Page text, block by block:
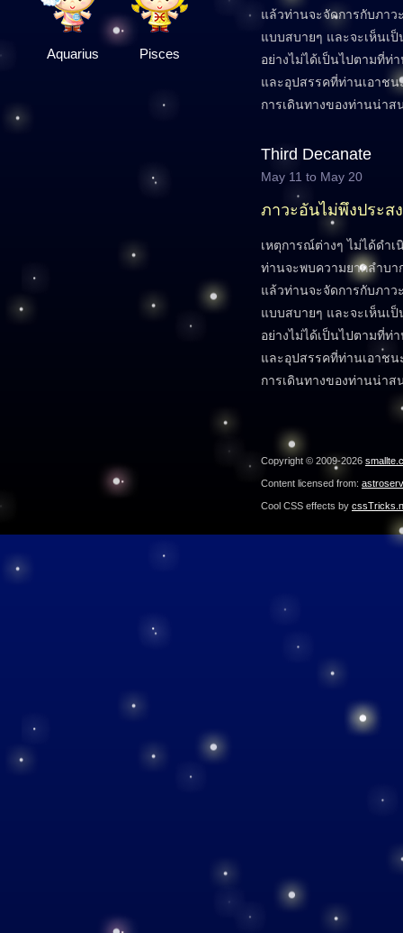
Aquarius Pisces
แล้วท่านจะจัดการกับภาว
แบบสบายๆ และจะเห็นเ
อย่างไม่ได้เป็นไปตามที่ท่
และอุปสรรคที่ท่านเอาชน
การเดินทางของท่านน่าส
Third Decanate
May 11 to May 20
ภาวะอันไม่พึงประส
เหตุการณ์ต่างๆ ไม่ได้ดำ
ท่านจะพบความยากลำบา
แล้วท่านจะจัดการกับภาว
แบบสบายๆ และจะเห็นเ
อย่างไม่ได้เป็นไปตามที่ท่
และอุปสรรคที่ท่านเอาชน
การเดินทางของท่านน่าส
Copyright © 2009-2026
Content licensed from:
Cool CSS effects by